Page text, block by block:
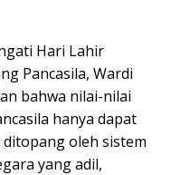
Hari Lahir
Pancasila, Wardi
bahwa nilai-nilai
hanya dapat
oleh sistem
yang adil,